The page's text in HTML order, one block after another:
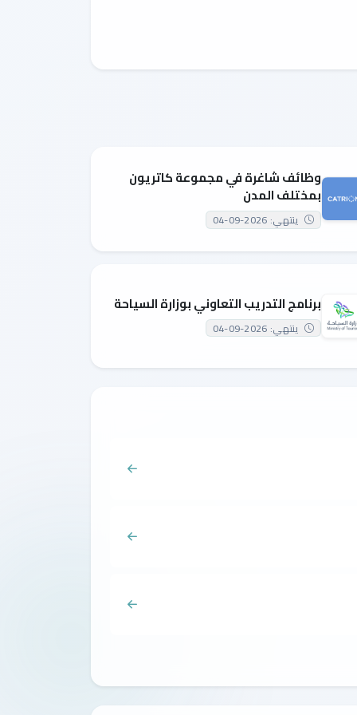
وظائف شاغرة في مجموعة كاتريون
بمختلف المدن
ينتهي: 2026-09-04
برنامج التدريب التعاوني بوزارة السياحة
ينتهي: 2026-09-04